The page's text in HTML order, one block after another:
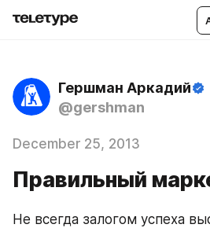
Гершман Аркадий
@gershman
December 25, 2013
Правильный
Не всегда залогом успеха